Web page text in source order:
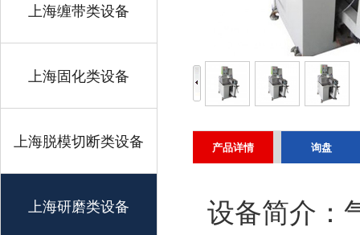
上海缠带类设备
上海固化类设备
上海脱模切断类设备
上海研磨类设备
产品详情 询盘
设备简介：